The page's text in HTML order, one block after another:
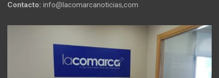
Contacto: info@lacomarcanoticias,com